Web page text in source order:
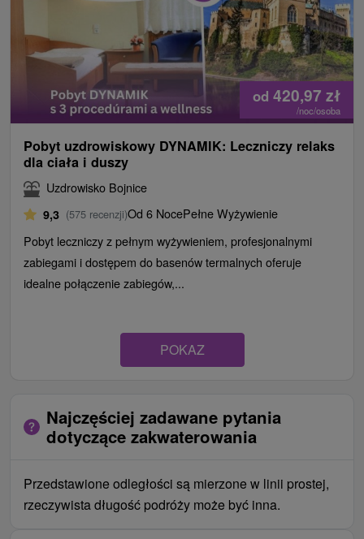
od 420,97 zł
/noc/osoba
Pobyt uzdrowiskowy DYNAMIK: Leczniczy relaks
dla ciała i duszy
Uzdrowisko Bojnice
9,3 (575 recenzji)Od 6 NocePełne Wyżywienie
Pobyt leczniczy z pełnym wyżywieniem, profesjonalnymi
zabiegami i dostępem do basenów termalnych oferuje
idealne połączenie zabiegów,...
POKAZ
Najczęściej zadawane pytania
dotyczące zakwaterowania
Przedstawione odległości są mierzone w linii prostej,
rzeczywista długość podróży może być inna.